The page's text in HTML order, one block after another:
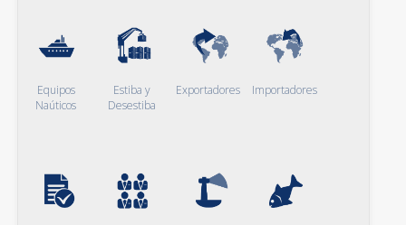
Equipos
Naúticos
Estiba y
Desestiba
Exportadores Importadores